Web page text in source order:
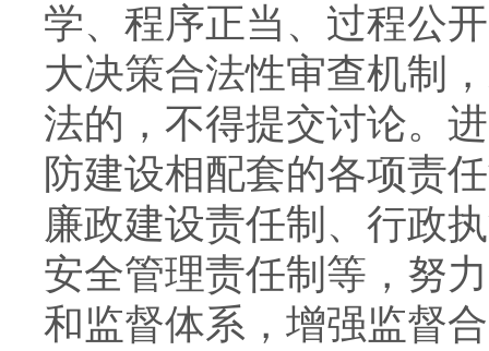
学、程序正当、过程公
大决策合法性审查机制
法的，不得提交讨论。
防建设相配套的各项责
廉政建设责任制、行政
安全管理责任制等，努
和监督体系，增强监督